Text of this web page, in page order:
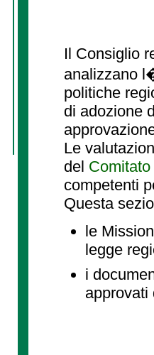
Il Consiglio
analizzano
politiche
di adozione
Le
del
competenti
Questa
le
legge
i
approvati